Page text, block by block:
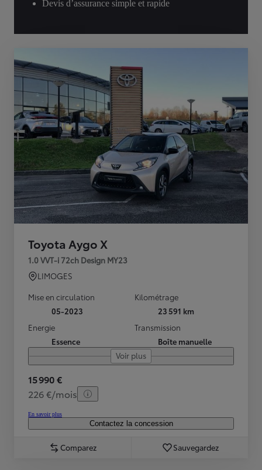
Devis d’assurance simple et rapide
Toyota Aygo X
1.0 VVT-i 72ch Design MY23
LIMOGES
Mise en circulation
05-2023
Kilométrage
23 591 km
Energie
Essence
Transmission
Boîte manuelle
Voir plus
15 990 €
226 €/mois
En savoir plus
Contactez la concession
Comparez Sauvegardez